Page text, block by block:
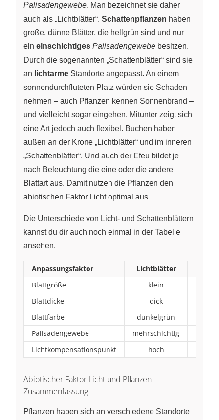
Palisadengewebe. Man bezeichnet sie daher
auch als „Lichtblätter“. Schattenpflanzen haben
große, dünne Blätter, die hellgrün sind und nur
ein einschichtiges Palisadengewebe besitzen.
Durch die sogenannten „Schattenblätter“ sind sie
an lichtarme Standorte angepasst. An einem
sonnendurchfluteten Platz würden sie Schaden
nehmen – auch Pflanzen kennen Sonnenbrand –
und vielleicht sogar eingehen. Mitunter zeigt sich
eine Art jedoch auch flexibel. Buchen haben
außen an der Krone „Lichtblätter“ und im inneren
„Schattenblätter“. Und auch der Efeu bildet je
nach Beleuchtung die eine oder die andere
Blattart aus. Damit nutzen die Pflanzen den
abiotischen Faktor Licht optimal aus.
Die Unterschiede von Licht- und Schattenblättern
kannst du dir auch noch einmal in der Tabelle
ansehen.
Anpassungsfaktor Lichtblätter
Blattgröße
klein
Blattdicke
dick
Blattfarbe
dunkelgrün
Palisadengewebe
mehrschichtig
Lichtkompensationspunkt
hoch
Abiotischer Faktor Licht und Pflanzen –
Zusammenfassung
Pflanzen haben sich an verschiedene Standorte